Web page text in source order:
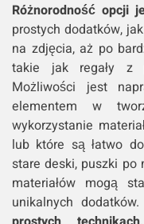
Różnorodność opcji
prostych dodatków,
na zdjęcia, aż po
takie jak regały z
Możliwości jest
elementem w
wykorzystanie
lub które są łatwo
stare deski, puszki po
materiałów mogą
unikalnych